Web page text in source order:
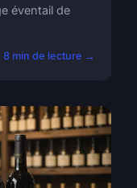
éventail de
8 min de lecture →